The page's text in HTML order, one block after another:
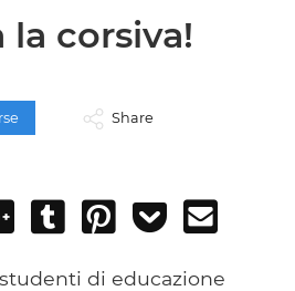
la corsiva!
Share
Share
Google+
Post
Tumblr
Pin
Add
Pocket
di educazione